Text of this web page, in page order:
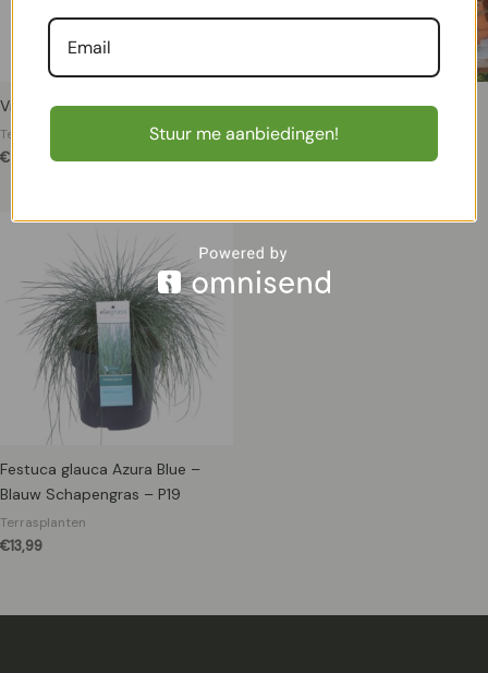
Vijgenboom – Ficus Carica – P17
Terrasplanten
€
Tuinkneusjesbox (8 stuks)
Terrasplanten
€25,99
Festuca glauca Azura Blue –
Blauw Schapengras – P19
Terrasplanten
€13,99
Stuur me aanbiedingen!